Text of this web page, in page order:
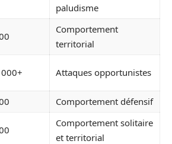
paludisme
Comportement
territorial
Attaques opportunistes
Comportement défensif
Comportement solitaire
et territorial